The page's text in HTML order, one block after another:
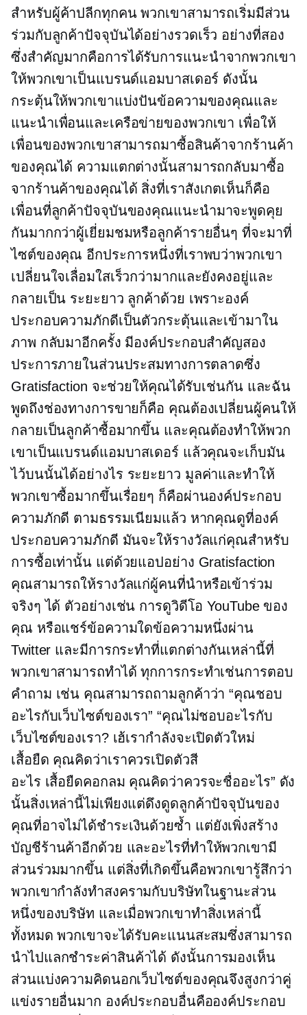
สำหรับผู้ค้าปลีกทุกคน พวกเขาสามารถเริ่มมีส่วน
ร่วมกับลูกค้าปัจจุบันได้อย่างรวดเร็ว อย่างที่สอง
ซึ่งสำคัญมากคือการได้รับการแนะนำจากพวกเขา
ให้พวกเขาเป็นแบรนด์แอมบาสเดอร์ ดังนั้น
กระตุ้นให้พวกเขาแบ่งปันข้อความของคุณและ
แนะนำเพื่อนและเครือข่ายของพวกเขา เพื่อให้
เพื่อนของพวกเขาสามารถมาซื้อสินค้าจากร้านค้า
ของคุณได้ ความแตกต่างนั้นสามารถกลับมาซื้อ
จากร้านค้าของคุณได้ สิ่งที่เราสังเกตเห็นก็คือ
เพื่อนที่ลูกค้าปัจจุบันของคุณแนะนำมาจะพูดคุย
กันมากกว่าผู้เยี่ยมชมหรือลูกค้ารายอื่นๆ ที่จะมาที่
ไซต์ของคุณ อีกประการหนึ่งที่เราพบว่าพวกเขา
เปลี่ยนใจเลื่อมใสเร็วกว่ามากและยังคงอยู่และ
กลายเป็น ระยะยาว ลูกค้าด้วย เพราะองค์
ประกอบความภักดีเป็นตัวกระตุ้นและเข้ามาใน
ภาพ กลับมาอีกครั้ง มีองค์ประกอบสำคัญสอง
ประการภายในส่วนประสมทางการตลาดซึ่ง
Gratisfaction จะช่วยให้คุณได้รับเช่นกัน และฉัน
พูดถึงช่องทางการขายก็คือ คุณต้องเปลี่ยนผู้คนให้
กลายเป็นลูกค้าซื้อมากขึ้น และคุณต้องทำให้พวก
เขาเป็นแบรนด์แอมบาสเดอร์ แล้วคุณจะเก็บมัน
ไว้บนนั้นได้อย่างไร ระยะยาว มูลค่าและทำให้
พวกเขาซื้อมากขึ้นเรื่อยๆ ก็คือผ่านองค์ประกอบ
ความภักดี ตามธรรมเนียมแล้ว หากคุณดูที่องค์
ประกอบความภักดี มันจะให้รางวัลแก่คุณสำหรับ
การซื้อเท่านั้น แต่ด้วยแอปอย่าง Gratisfaction
คุณสามารถให้รางวัลแก่ผู้คนที่นำหรือเข้าร่วม
จริงๆ ได้ ตัวอย่างเช่น การดูวิดีโอ YouTube ของ
คุณ หรือแชร์ข้อความใดข้อความหนึ่งผ่าน
Twitter และมีการกระทำที่แตกต่างกันเหล่านี้ที่
พวกเขาสามารถทำได้ ทุกการกระทำเช่นการตอบ
คำถาม เช่น คุณสามารถถามลูกค้าว่า “คุณชอบ
อะไรกับเว็บไซต์ของเรา” “คุณไม่ชอบอะไรกับ
เว็บไซต์ของเรา? เฮ้เรากำลังจะเปิดตัวใหม่
เสื้อยืด คุณคิดว่าเราควรเปิดตัวสี
อะไร เสื้อยืดคอกลม คุณคิดว่าควรจะชื่ออะไร” ดัง
นั้นสิ่งเหล่านี้ไม่เพียงแต่ดึงดูดลูกค้าปัจจุบันของ
คุณที่อาจไม่ได้ชำระเงินด้วยซ้ำ แต่ยังเพิ่งสร้าง
บัญชีร้านค้าอีกด้วย และอะไรที่ทำให้พวกเขามี
ส่วนร่วมมากขึ้น แต่สิ่งที่เกิดขึ้นคือพวกเขารู้สึกว่า
พวกเขากำลังทำสงครามกับบริษัทในฐานะส่วน
หนึ่งของบริษัท และเมื่อพวกเขาทำสิ่งเหล่านี้
ทั้งหมด พวกเขาจะได้รับคะแนนสะสมซึ่งสามารถ
นำไปแลกชำระค่าสินค้าได้ ดังนั้นการมองเห็น
ส่วนแบ่งความคิดนอกเว็บไซต์ของคุณจึงสูงกว่าคู่
แข่งรายอื่นมาก องค์ประกอบอื่นคือองค์ประกอบ